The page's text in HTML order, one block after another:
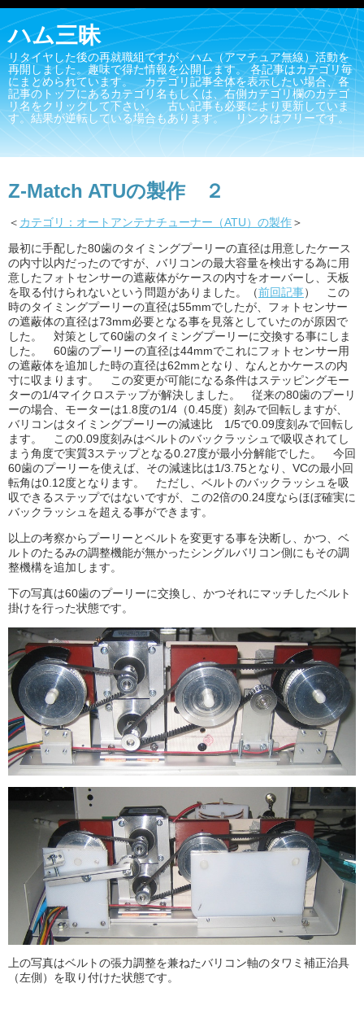
ハム三昧
リタイヤした後の再就職組ですが、ハム（アマチュア無線）活動を
再開しました。趣味で得た情報を公開します。 各記事はカテゴリ毎
にまとめられています。 カテゴリ記事全体を表示したい場合、各
記事のトップにあるカテゴリ名もしくは、右側カテゴリ欄のカテゴ
リ名をクリックして下さい。 古い記事も必要により更新していま
す。結果が逆転している場合もあります。 リンクはフリーです。
Z-Match ATUの製作 ２
＜ カテゴリ：オートアンテナチューナー（ATU）の製作＞
最初に手配した80歯のタイミングプーリーの直径は用意したケース
の内寸以内だったのですが、バリコンの最大容量を検出する為に用
意したフォトセンサーの遮蔽体がケースの内寸をオーバーし、天板
を取る付けられないという問題がありました。（前回記事） この
時のタイミングプーリーの直径は55mmでしたが、フォトセンサー
の遮蔽体の直径は73mm必要となる事を見落としていたのが原因で
した。 対策として60歯のタイミングプーリーに交換する事にしま
した。 60歯のプーリーの直径は44mmでこれにフォトセンサー用
の遮蔽体を追加した時の直径は62mmとなり、なんとかケースの内
寸に収まります。 この変更が可能になる条件はステッピングモー
ターの1/4マイクロステップが解決しました。 従来の80歯のプーリ
ーの場合、モーターは1.8度の1/4（0.45度）刻みで回転しますが、
バリコンはタイミングプーリーの減速比 1/5で0.09度刻みで回転し
ます。 この0.09度刻みはベルトのバックラッシュで吸収されてし
まう角度で実質3ステップとなる0.27度が最小分解能でした。 今回
60歯のプーリーを使えば、その減速比は1/3.75となり、VCの最小回
転角は0.12度となります。 ただし、ベルトのバックラッシュを吸
収できるステップではないですが、この2倍の0.24度ならほぼ確実に
バックラッシュを超える事ができます。
以上の考察からプーリーとベルトを変更する事を決断し、かつ、ベ
ルトのたるみの調整機能が無かったシングルバリコン側にもその調
整機構を追加します。
下の写真は60歯のプーリーに交換し、かつそれにマッチしたベルト
掛けを行った状態です。
上の写真はベルトの張力調整を兼ねたバリコン軸のタワミ補正治具
（左側）を取り付けた状態です。